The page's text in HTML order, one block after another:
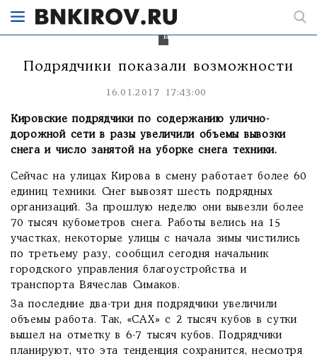
-
мэрия.
Подрядчики показали возможности
16.01.2017 17:43:00
Кировские подрядчики по содержанию улично-
дорожной сети в разы увеличили объемы вывозки
снега и число занятой на уборке снега техники.
Сейчас на улицах Кирова в смену работает более 60
единиц техники. Снег вывозят шесть подрядных
организаций. За прошлую неделю они вывезли более
70 тысяч кубометров снега. Работы велись на 15
участках, некоторые улицы с начала зимы чистились
по третьему разу, сообщил сегодня начальник
городского управления благоустройства и
транспорта Вячеслав Симаков.
За последние два-три дня подрядчики увеличили
объемы работа. Так, «САХ» с 2 тысяч кубов в сутки
вышел на отметку в 6-7 тысяч кубов. Подрядчики
планируют, что эта тенденция сохранится, несмотря